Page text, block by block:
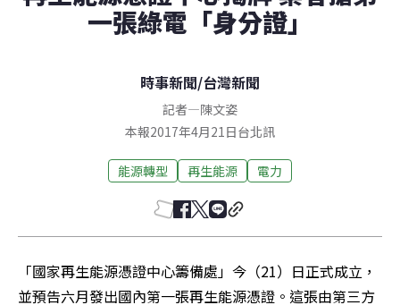
一張綠電「身分證」
時事新聞/台灣新聞
記者—陳文姿
本報2017年4月21日台北訊
能源轉型 再生能源 電力
「國家再生能源憑證中心籌備處」今（21）日正式成立，
並預告六月發出國內第一張再生能源憑證。這張由第三方